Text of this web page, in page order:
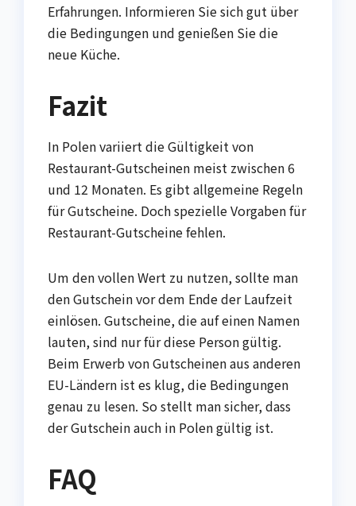
Erfahrungen. Informieren Sie sich gut über
die Bedingungen und genießen Sie die
neue Küche.
Fazit
In Polen variiert die Gültigkeit von
Restaurant-Gutscheinen meist zwischen 6
und 12 Monaten. Es gibt allgemeine Regeln
für Gutscheine. Doch spezielle Vorgaben für
Restaurant-Gutscheine fehlen.
Um den vollen Wert zu nutzen, sollte man
den Gutschein vor dem Ende der Laufzeit
einlösen. Gutscheine, die auf einen Namen
lauten, sind nur für diese Person gültig.
Beim Erwerb von Gutscheinen aus anderen
EU-Ländern ist es klug, die Bedingungen
genau zu lesen. So stellt man sicher, dass
der Gutschein auch in Polen gültig ist.
FAQ